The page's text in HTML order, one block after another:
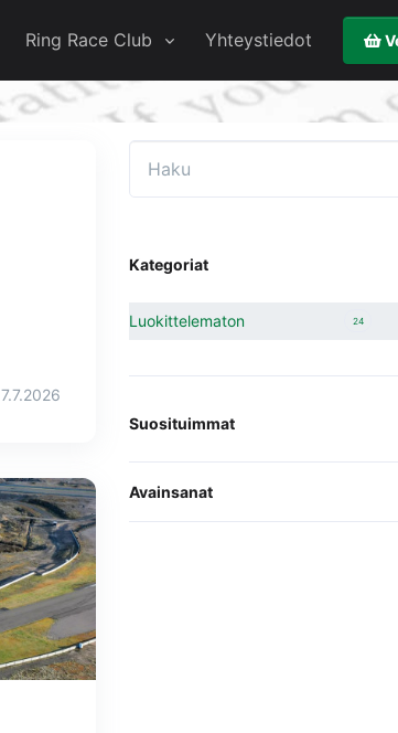
Ring Race Club Yhteystiedot
7.7.2026
Kategoriat
Luokittelematon 24
Suosituimmat
Avainsanat